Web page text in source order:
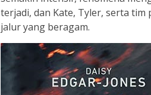
terjadi, dan Kate, Tyler, serta
jalur yang beragam.